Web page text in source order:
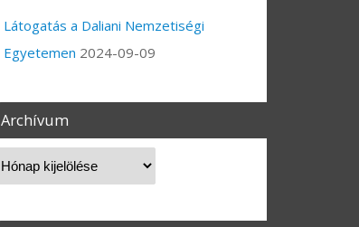
Látogatás a Daliani Nemzetiségi
Egyetemen 2024-09-09
Archívum